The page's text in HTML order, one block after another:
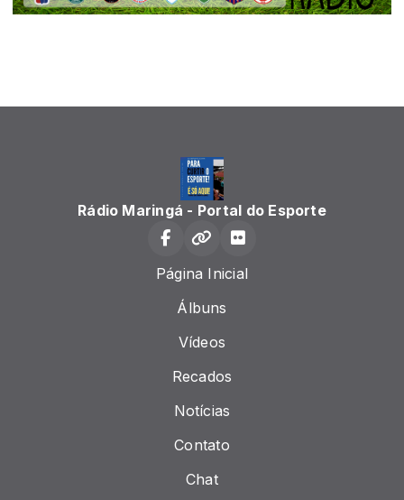
Rádio Maringá - Portal do Esporte
Página Inicial
Álbuns
Vídeos
Recados
Notícias
Contato
Chat